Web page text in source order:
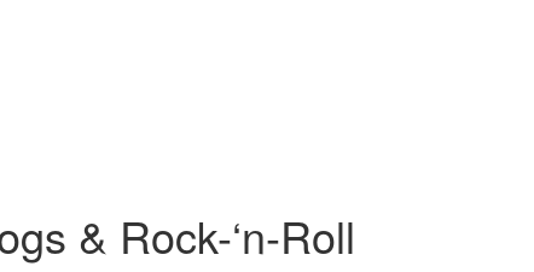
& Rock-‘n-Roll